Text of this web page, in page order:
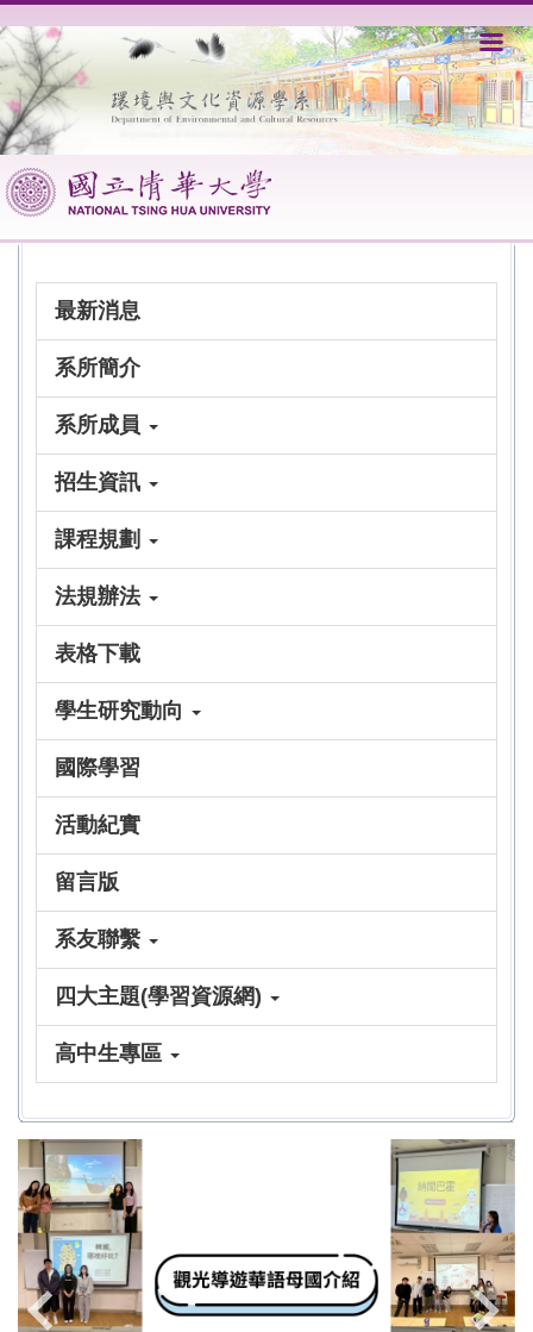
到
主
要
內
容
區
最新消息
系所簡介
系所成員
招生資訊
課程規劃
法規辦法
表格下載
學生研究動向
國際學習
活動紀實
留言版
系友聯繫
四大主題(學習資源網)
高中生專區